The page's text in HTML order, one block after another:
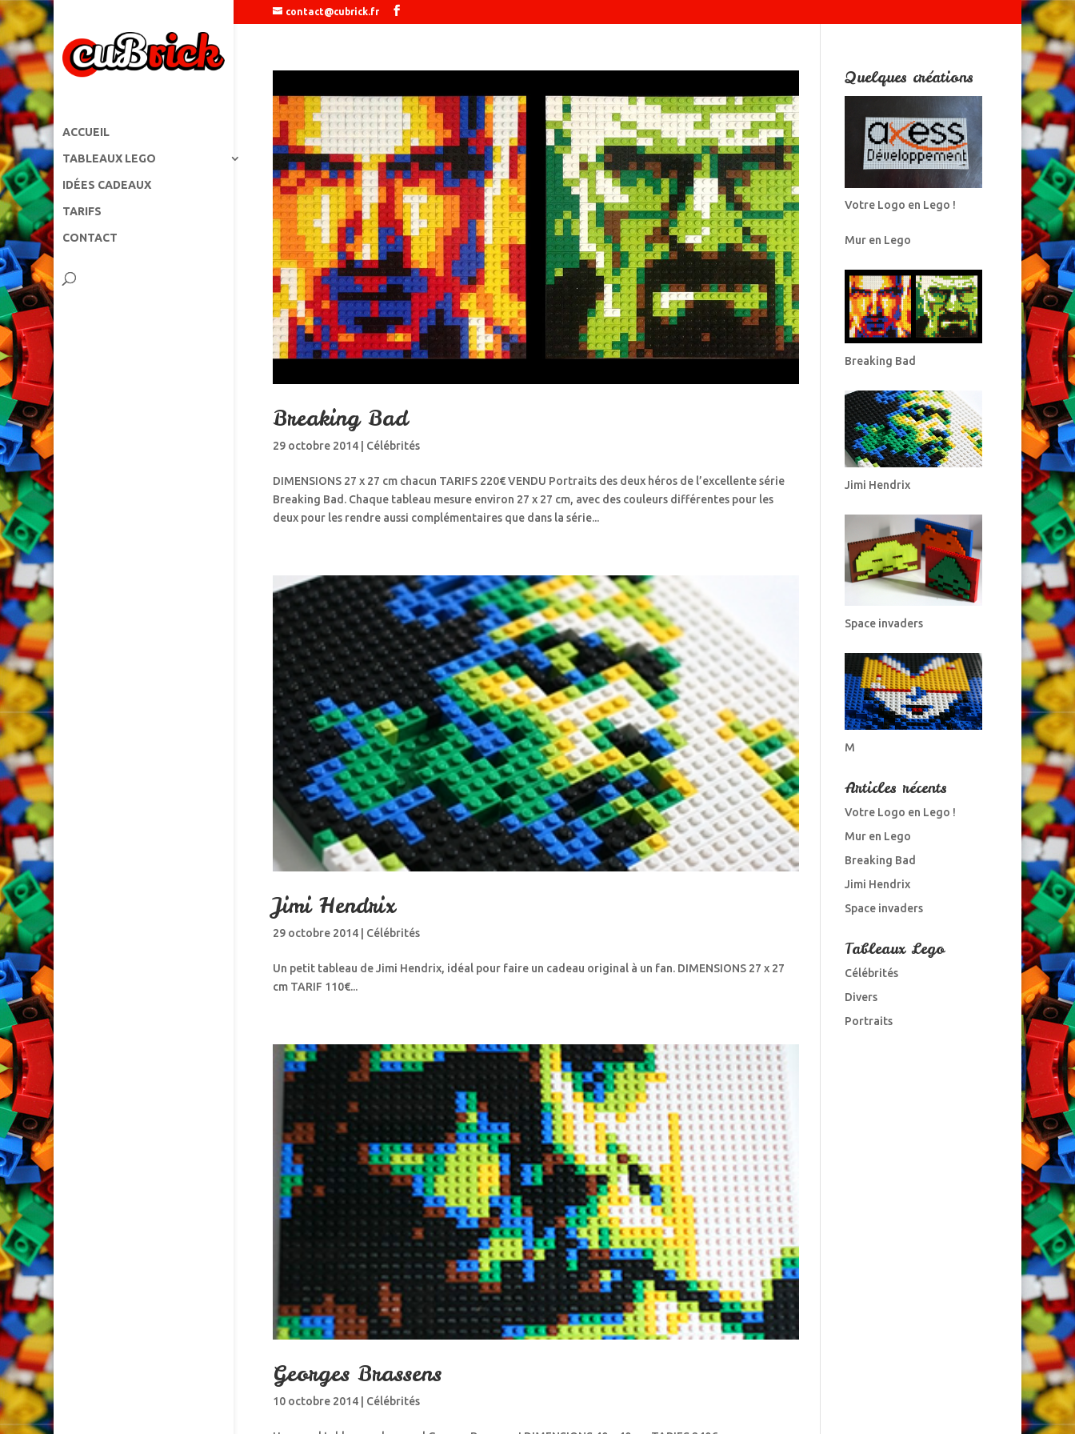
contact@cubrick.fr
ACCUEIL
TABLEAUX LEGO
IDÉES CADEAUX
TARIFS
CONTACT
Breaking Bad
29 octobre 2014 Célébrités
DIMENSIONS 27 x 27 cm chacun TARIFS 220€ VENDU Portraits des deux héros de l’excellente série
Breaking Bad. Chaque tableau mesure environ 27 x 27 cm, avec des couleurs différentes pour les
deux pour les rendre aussi complémentaires que dans la série...
Jimi Hendrix
29 octobre 2014 Célébrités
Un petit tableau de Jimi Hendrix, idéal pour faire un cadeau original à un fan. DIMENSIONS 27 x 27
cm TARIF 110€...
Georges Brassens
10 octobre 2014 Célébrités
Quelques créations
Votre Logo en Lego !
Mur en Lego
Breaking Bad
Jimi Hendrix
Space invaders
M
Articles récents
Votre Logo en Lego !
Mur en Lego
Breaking Bad
Jimi Hendrix
Space invaders
Tableaux Lego
Célébrités
Divers
Portraits